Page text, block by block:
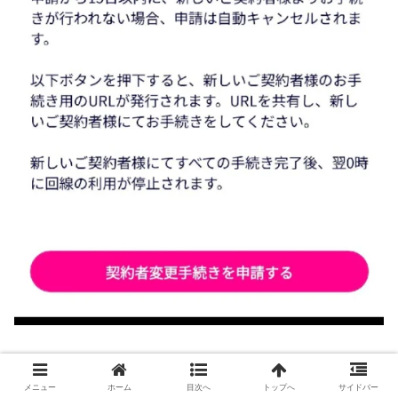
申請から15日以内に、新しい契約者が手続きをしなけれ
ば、申請は自動的にキャンセルされます。
メニュー ホーム 目次へ トップへ サイドバー